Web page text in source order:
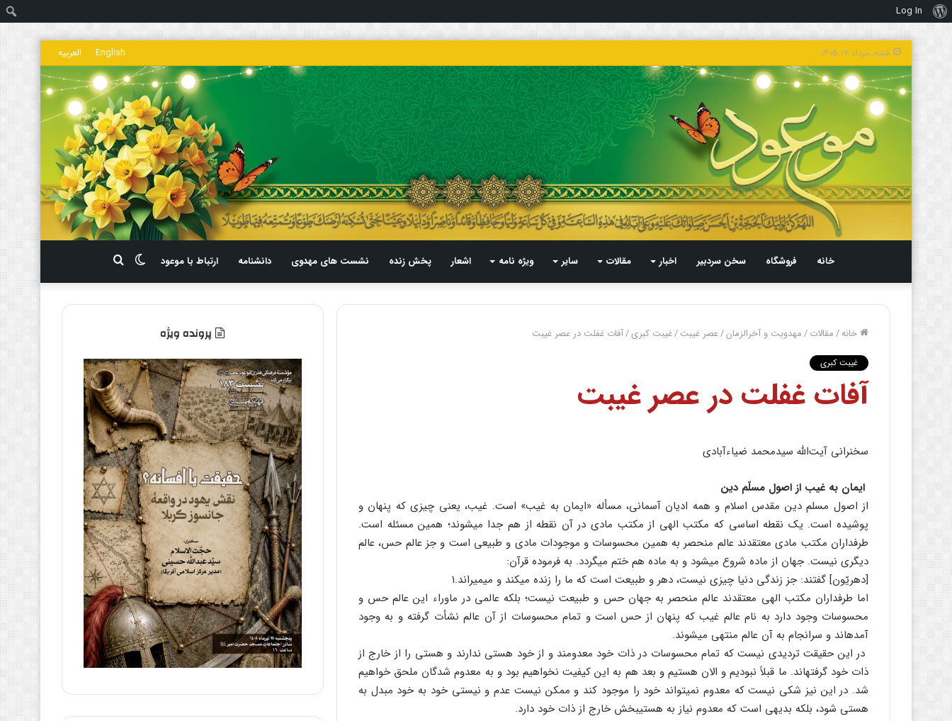
درباره
وردپرس
Log In
شنبه, مرداد ۱۷ ۱۴۰۵ English العربیه
خانه فروشگاه سخن سردبیر اخبار مقالات سایر ویژه نامه اشعار پخش زنده نشست های مهدوی دانشنامه ارتباط با موعود
برای
تغییر
پوسته
خانه/مقالات/مهدویت و آخرالزمان/عصر غیبت/غیبت کبری/آفات غفلت‏ در عصر غیبت
غیبت کبری
آفات غفلت‏ در عصر غیبت
سخنرانی آیت‌الله سیدمحمد ضیاءآبادی
ایمان به غیب از اصول مسلّم دین
از اصول مسلم دین مقدس اسلام و همه ادیان آسمانی، مسأله «ایمان به غیب» است. غیب، یعنی چیزی که پنهان و
پوشیده است. یک نقطه اساسی که مکتب الهی از مکتب مادی در آن نقطه از هم جدا می‏شوند؛ همین مسئله است.
طرفداران مکتب مادی معتقدند عالم منحصر به همین محسوسات و موجودات مادی و طبیعی است و جز عالم حس، عالم
دیگری نیست. جهان از ماده شروع می‏شود و به ماده هم ختم می‏گردد. به فرموده قرآن:
[دهریّون‏] گفتند: جز زندگی دنیا چیزی نیست، دهر و طبیعت است‏ که ما را زنده می‏کند و می‏میراند.۱
اما طرفداران مکتب الهی معتقدند عالم منحصر به جهان حس و طبیعت‏ نیست؛ بلکه عالمی در ماوراء این عالم حس و
محسوسات وجود دارد به نام عالم غیب که پنهان از حس است و تمام محسوسات از آن عالم نشأت گرفته و به وجود
آمده‏اند و سرانجام به آن عالم منتهی می‏شوند.
در این حقیقت تردیدی نیست که تمام محسوسات در ذات خود معدومند و از خود هستی ندارند و هستی را از خارج از
ذات خود گرفته‏اند. ما قبلاً نبودیم و الان هستیم و بعد هم به این کیفیت نخواهیم بود و به معدوم شدگان ملحق خواهیم
شد. در این نیز شکی نیست که معدوم نمی‏تواند خود را موجود کند و ممکن نیست عدم و نیستی خود به خود مبدل به
هستی شود، بلکه بدیهی است که معدوم نیاز به هستی‏بخش خارج از ذات خود دارد.
پرونده ویژه